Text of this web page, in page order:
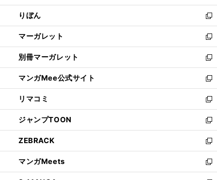
開
く
ウ
で
開
く
ン
ド
ウ
で
開
く
ウ
ィ
ン
ド
ウ
で
開
く
りぼん
新
し
い
ウ
ィ
ン
ド
ウ
で
開
く
マーガレット
新
し
い
ウ
ィ
ン
ド
ウ
で
開
く
別冊マーガレット
新
し
い
ウ
ィ
ン
ド
ウ
で
開
く
マンガMee公式サイト
新
し
い
ウ
ィ
ン
ド
ウ
で
開
リマコミ
新
し
い
ウ
ィ
ン
ド
ウ
ジャンプTOON
新
し
い
ウ
ィ
ン
ZEBRACK
新
し
い
ウ
マンガMeets
新
し